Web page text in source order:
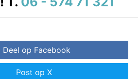
Deel op Facebook
Post op X